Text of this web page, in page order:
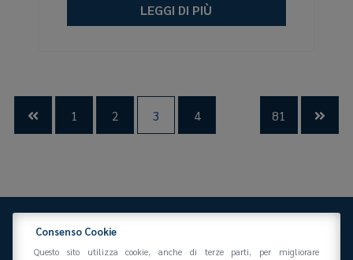
LEGGI DI PIÙ
 1 2 3 4 81 
Consenso Cookie
Questo sito utilizza cookie, anche di terze parti, per migliorare